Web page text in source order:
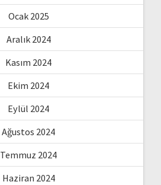
Ocak 2025
Aralık 2024
Kasım 2024
Ekim 2024
Eylül 2024
Ağustos 2024
Temmuz 2024
Haziran 2024